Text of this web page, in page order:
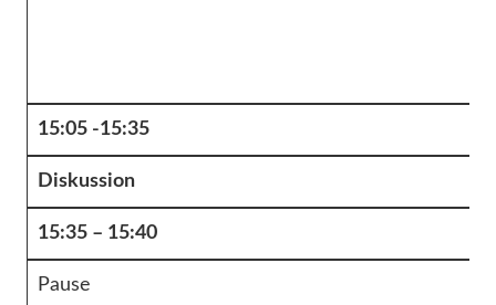
15:05 -15:35
Diskussion
15:35 – 15:40
Pause